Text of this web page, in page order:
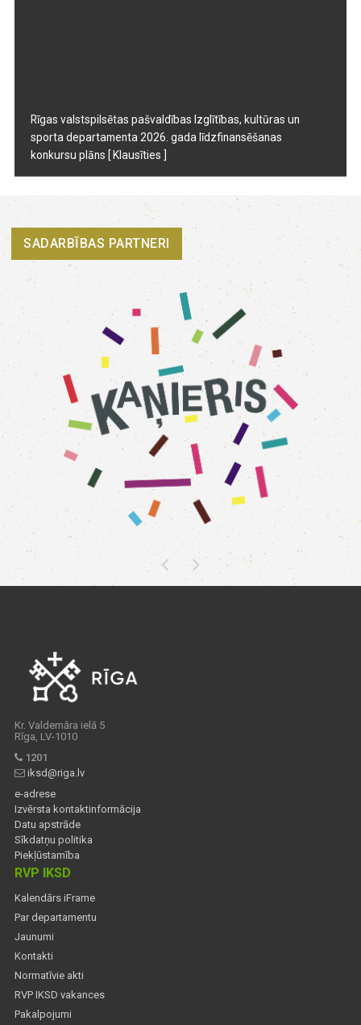
Rīgas valstspilsētas pašvaldības Izglītības, kultūras un
sporta departamenta 2026. gada līdzfinansēšanas
konkursu plāns [ Klausīties ]
SADARBĪBAS PARTNERI
Kr. Valdemāra ielā 5
Rīga, LV-1010
1201
iksd@riga.lv
e-adrese
Izvērsta kontaktinformācija
Datu apstrāde
Sīkdatņu politika
Piekļūstamība
RVP IKSD
Kalendārs iFrame
Par departamentu
Jaunumi
Kontakti
Normatīvie akti
RVP IKSD vakances
Pakalpojumi